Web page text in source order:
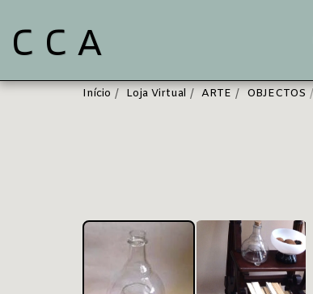
C C A
Início Loja Virtual ARTE OBJECTOS